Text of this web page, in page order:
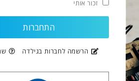
זכור אותי
הרשמה לחברות בגילדה